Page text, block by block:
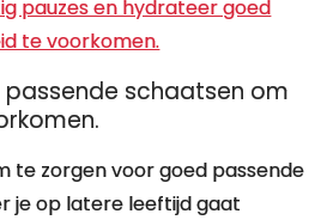
pauzes en hydrateer goed
te voorkomen.
schaatsen om
te zorgen voor goed passende
je op latere leeftijd gaat